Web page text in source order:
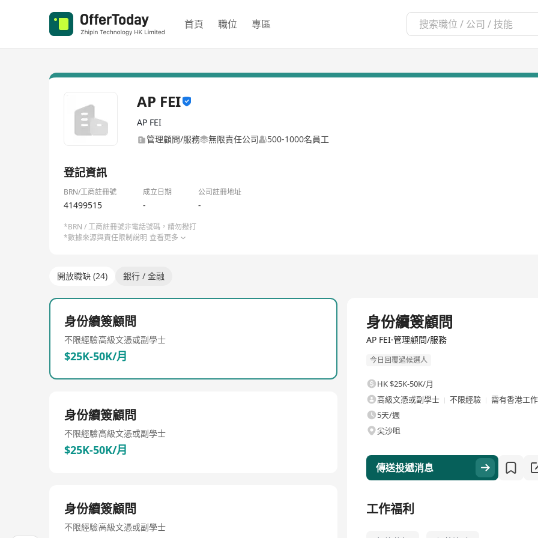
首頁 職位 專區
AP FEI
AP FEI
管理顧問/服務
無限責任公司 500-1000名員工
登記資訊
BRN/工商註冊號 成立日期 公司註冊地址
41499515 - -
*BRN / 工商註冊號非電話號碼，請勿撥打
*數據來源與責任限制說明 查看更多
開放職缺 (24) 銀行 / 金融
身份續簽顧問
不限經驗高級文憑或副學士
$25K-50K/月
身份續簽顧問
不限經驗高級文憑或副學士
$25K-50K/月
身份續簽顧問
不限經驗高級文憑或副學士
身份續簽顧問
AP FEI·管理顧問/服務
今日回覆過候選人
HK $25K-50K/月
高級文憑或副學士
不限經驗
需有香港工
5天/週
尖沙咀
傳送投遞消息
工作福利